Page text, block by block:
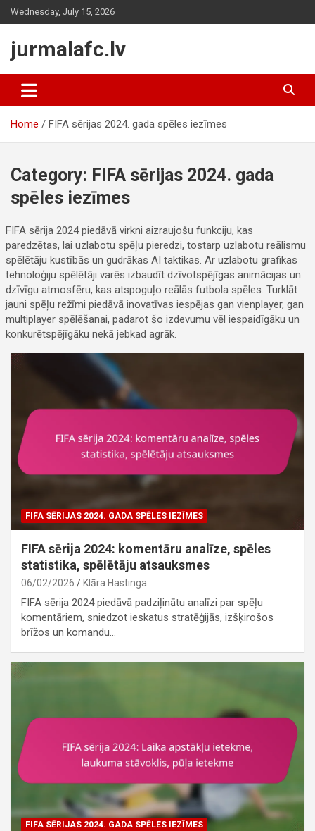
Skip
to
Wednesday, July 15, 2026
jurmalafc.lv
Home FIFA sērijas 2024. gada spēles iezīmes
Category: FIFA sērijas 2024. gada
spēles iezīmes
FIFA sērija 2024 piedāvā virkni aizraujošu funkciju, kas
paredzētas, lai uzlabotu spēļu pieredzi, tostarp uzlabotu reālismu
spēlētāju kustībās un gudrākas AI taktikas. Ar uzlabotu grafikas
tehnoloģiju spēlētāji varēs izbaudīt dzīvotspējīgas animācijas un
dzīvīgu atmosfēru, kas atspoguļo reālās futbola spēles. Turklāt
jauni spēļu režīmi piedāvā inovatīvas iespējas gan vienplayer, gan
multiplayer spēlēšanai, padarot šo izdevumu vēl iespaidīgāku un
konkurētspējīgāku nekā jebkad agrāk.
FIFA SĒRIJAS 2024. GADA SPĒLES IEZĪMES
FIFA sērija 2024: komentāru analīze, spēles
statistika, spēlētāju atsauksmes
06/02/2026 Klāra Hastinga
FIFA sērija 2024 piedāvā padziļinātu analīzi par spēļu
komentāriem, sniedzot ieskatus stratēģijās, izšķirošos
brīžos un komandu…
FIFA SĒRIJAS 2024. GADA SPĒLES IEZĪMES